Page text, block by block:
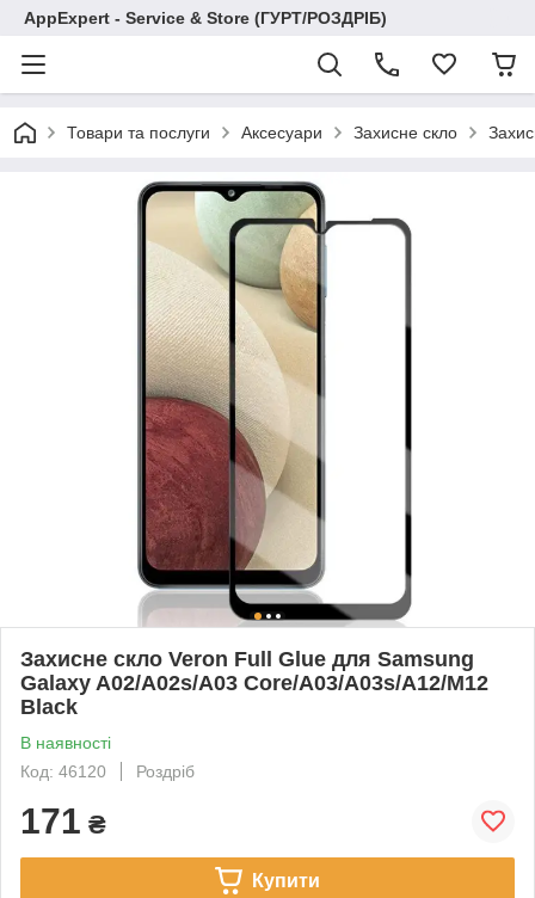
AppExpert - Service & Store (ГУРТ/РОЗДРІБ)
Товари та послуги Аксесуари Захисне скло
Захисне скло Veron Full Glue для Samsung
Galaxy A02/A02s/A03 Core/A03/A03s/A12/M12
Black
В наявності
Код: 46120
Роздріб
171 ₴
Купити